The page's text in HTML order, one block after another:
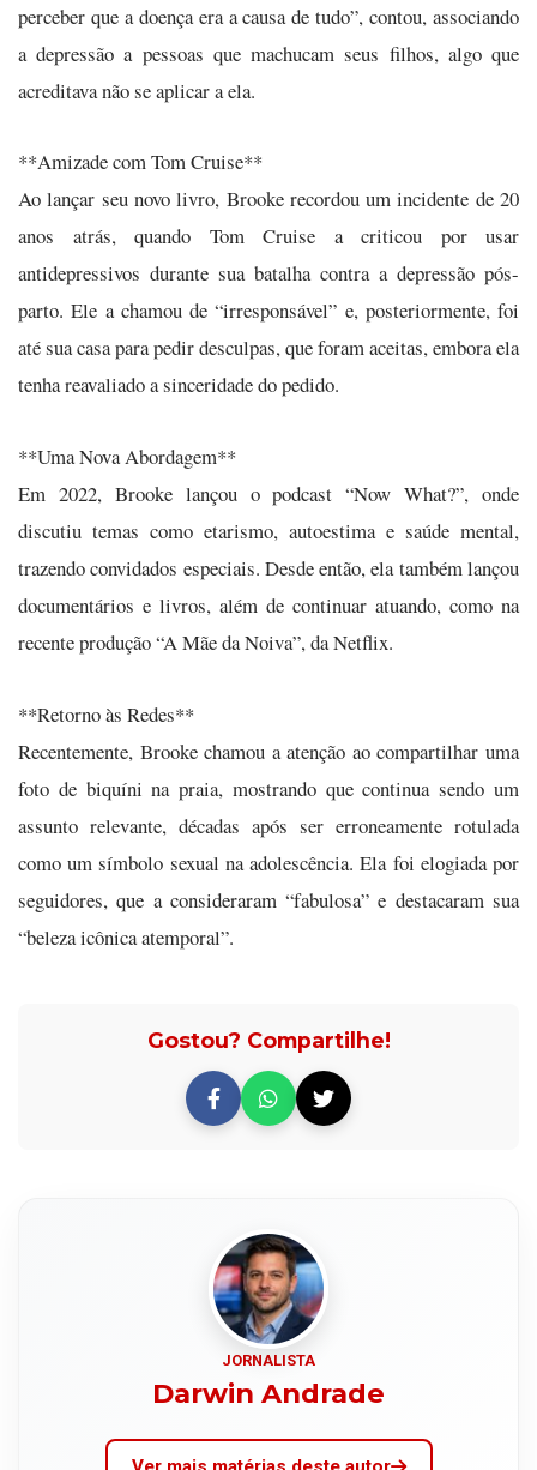
perceber que a doença era a causa de tudo”, contou, associando
a depressão a pessoas que machucam seus filhos, algo que
acreditava não se aplicar a ela.
**Amizade com Tom Cruise**
Ao lançar seu novo livro, Brooke recordou um incidente de 20
anos atrás, quando Tom Cruise a criticou por usar
antidepressivos durante sua batalha contra a depressão pós-
parto. Ele a chamou de “irresponsável” e, posteriormente, foi
até sua casa para pedir desculpas, que foram aceitas, embora ela
tenha reavaliado a sinceridade do pedido.
**Uma Nova Abordagem**
Em 2022, Brooke lançou o podcast “Now What?”, onde
discutiu temas como etarismo, autoestima e saúde mental,
trazendo convidados especiais. Desde então, ela também lançou
documentários e livros, além de continuar atuando, como na
recente produção “A Mãe da Noiva”, da Netflix.
**Retorno às Redes**
Recentemente, Brooke chamou a atenção ao compartilhar uma
foto de biquíni na praia, mostrando que continua sendo um
assunto relevante, décadas após ser erroneamente rotulada
como um símbolo sexual na adolescência. Ela foi elogiada por
seguidores, que a consideraram “fabulosa” e destacaram sua
“beleza icônica atemporal”.
Gostou? Compartilhe!
JORNALISTA
Darwin Andrade